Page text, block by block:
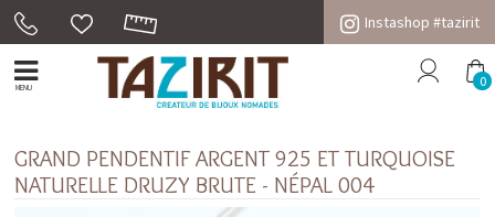
Instashop #tazirit
MENU 0
GRAND PENDENTIF ARGENT 925 ET TURQUOISE
NATURELLE DRUZY BRUTE - NÉPAL 004